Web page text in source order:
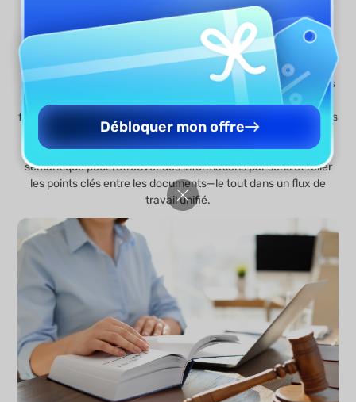
Collaboration d’équipe simplifiée
est un espace de travail PDF complet qui combine
lecture, annotation et gestion de documents avec UPDF AI
intégré. Alors que UPDF AI en ligne prend en charge les tâches
de base comme les explications et les résumés, les
fonctionnalités avancées sont entièrement disponibles dans les
applications de bureau et mobiles. Vous pouvez y modifier,
annoter avec des insights IA et utiliser la recherche
sémantique pour retrouver des informations par sens et relier
les points clés entre les documents—le tout dans un flux de
travail unifié.
Débloquer mon offre